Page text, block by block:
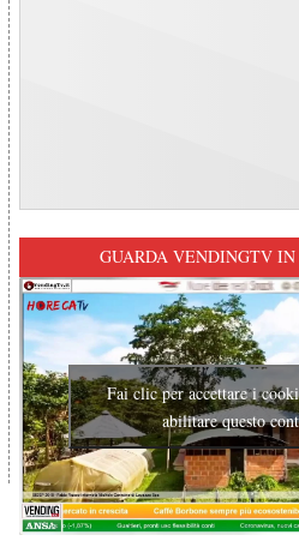
GUARDA VENDINGTV
Fai clic per accettare i
abilitare questo